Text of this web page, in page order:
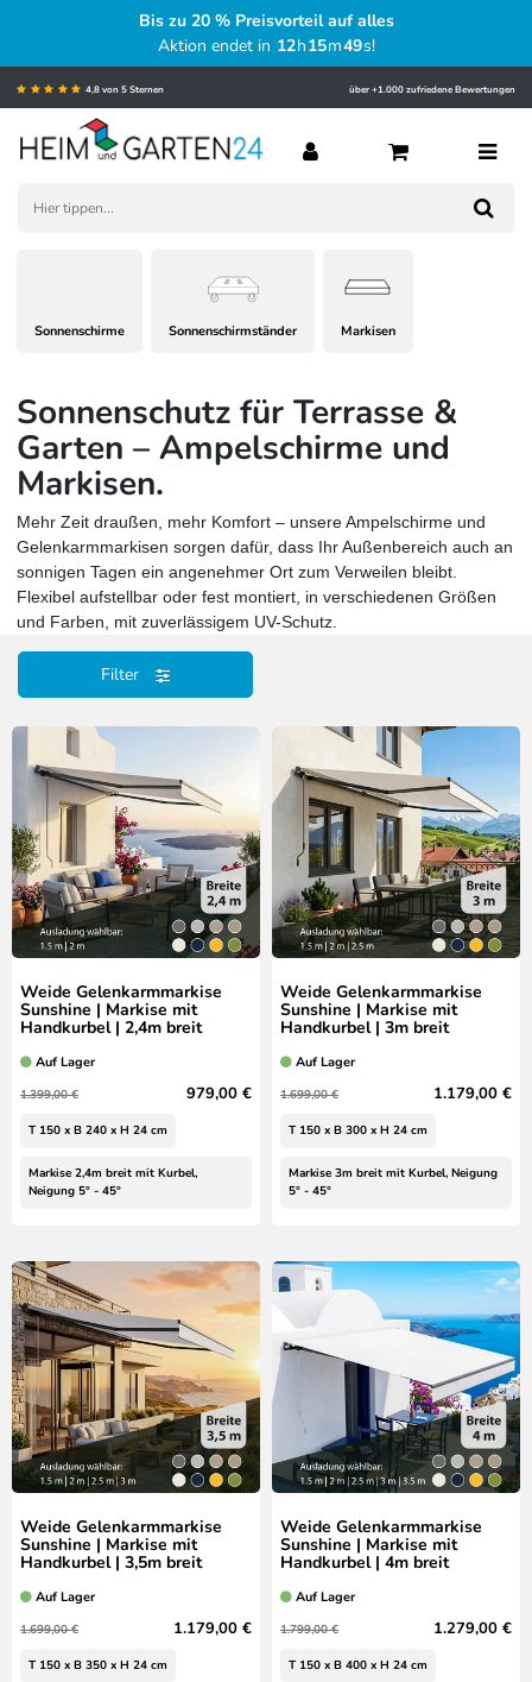
Bis zu 20 % Preisvorteil auf alles
Aktion endet in 12h15m48s!
4,8 von 5 Sternen über +1.000 zufriedene Bewertungen
Sonnenschirme Sonnenschirmständer Markisen
Filter
Sonnenschutz für Terrasse &
Garten – Ampelschirme und
Markisen.
Mehr Zeit draußen, mehr Komfort – unsere Ampelschirme und
Gelenkarmmarkisen sorgen dafür, dass Ihr Außenbereich auch an
sonnigen Tagen ein angenehmer Ort zum Verweilen bleibt.
Flexibel aufstellbar oder fest montiert, in verschiedenen Größen
und Farben, mit zuverlässigem UV-Schutz.
Weide Gelenkarmmarkise
Sunshine | Markise mit
Handkurbel | 2,4m breit
Auf Lager
1.399,00 € 979,00 €
T 150 x B 240 x H 24 cm
Markise 2,4m breit mit Kurbel,
Neigung 5° - 45°
Weide Gelenkarmmarkise
Sunshine | Markise mit
Handkurbel | 3m breit
Auf Lager
1.699,00 € 1.179,00 €
T 150 x B 300 x H 24 cm
Markise 3m breit mit Kurbel, Neigung
5° - 45°
Weide Gelenkarmmarkise
Sunshine | Markise mit
Handkurbel | 3,5m breit
Auf Lager
1.699,00 € 1.179,00 €
T 150 x B 350 x H 24 cm
Weide Gelenkarmmarkise
Sunshine | Markise mit
Handkurbel | 4m breit
Auf Lager
1.799,00 € 1.279,00 €
T 150 x B 400 x H 24 cm